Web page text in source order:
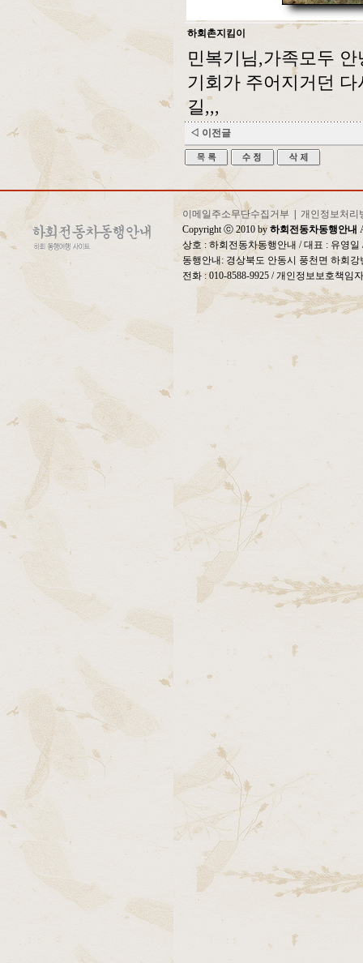
하회촌지킴이
민복기님,가족모두
기회가 주어지거던
길,,,
◁ 이전글
이메일주소무단수집거부
개인정보처리
Copyright ⓒ 2010 by하회전동차동행안내
상호 : 하회전동차동행안내 / 대표 : 유영
동행안내: 경상북도 안동시 풍천면 하회
전화 : 010-8588-9925 / 개인정보보호책임